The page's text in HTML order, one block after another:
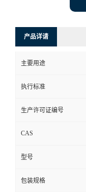
产品详请
主要用途
执行标准
生产许可证编号
CAS
型号
包装规格